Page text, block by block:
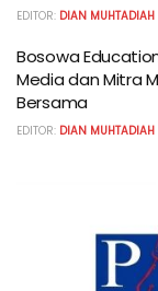
EDITOR: DIAN
Bosowa
Media dan Mitra
Bersama
EDITOR: DIAN